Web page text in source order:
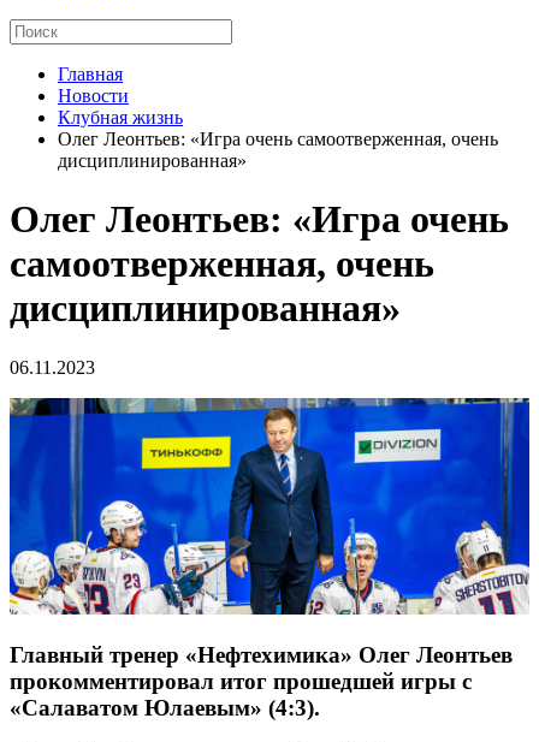
Главная
Новости
Клубная жизнь
Олег Леонтьев: «Игра очень самоотверженная, очень
дисциплинированная»
Олег Леонтьев: «Игра очень
самоотверженная, очень
дисциплинированная»
06.11.2023
Главный тренер «Нефтехимика» Олег Леонтьев
прокомментировал итог прошедшей игры с
«Салаватом Юлаевым» (4:3).